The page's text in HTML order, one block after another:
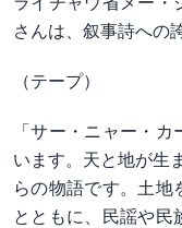
さんは、叙事詩への
（テープ）
「サー・ニャー・
います。天と地が生
らの物語です。土地
とともに、民謡や民